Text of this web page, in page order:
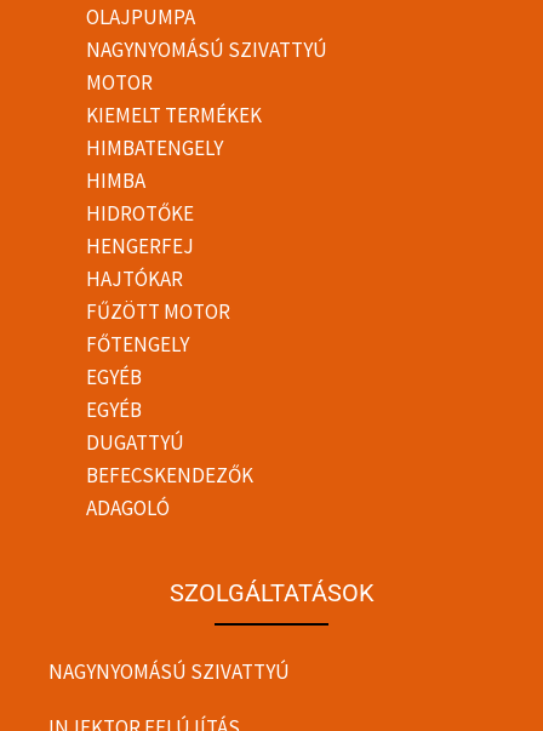
OLAJPUMPA
NAGYNYOMÁSÚ SZIVATTYÚ
MOTOR
KIEMELT TERMÉKEK
HIMBATENGELY
HIMBA
HIDROTŐKE
HENGERFEJ
HAJTÓKAR
FŰZÖTT MOTOR
FŐTENGELY
EGYÉB
EGYÉB
DUGATTYÚ
BEFECSKENDEZŐK
ADAGOLÓ
SZOLGÁLTATÁSOK
NAGYNYOMÁSÚ SZIVATTYÚ